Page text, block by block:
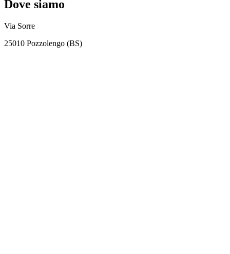
Dove siamo
Via Sorre
25010 Pozzolengo (BS)